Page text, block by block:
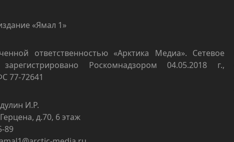
«Ямал 1»
ответственностью «Арктика Медиа». Сетевое
Роскомнадзором 04.05.2018 г.,
77-72641
И.Р.
д.70, 6 этаж
89